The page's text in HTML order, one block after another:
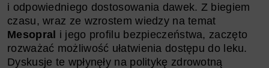
i odpowiedniego dostosowania dawek. Z biegiem
czasu, wraz ze wzrostem wiedzy na temat
Mesopral i jego profilu bezpieczeństwa, zaczęto
rozważać możliwość ułatwienia dostępu do leku.
Dyskusje te wpłynęły na politykę zdrowotną